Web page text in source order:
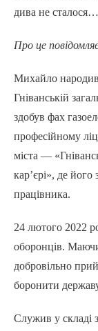
дива не сталося…
Про це
Михайло
Гніванській
здобув фах
професійному
міста —
кар’єрі», де
працівника.
24 лютого 2022
оборонців.
добровільно
боронити
Служив у складі